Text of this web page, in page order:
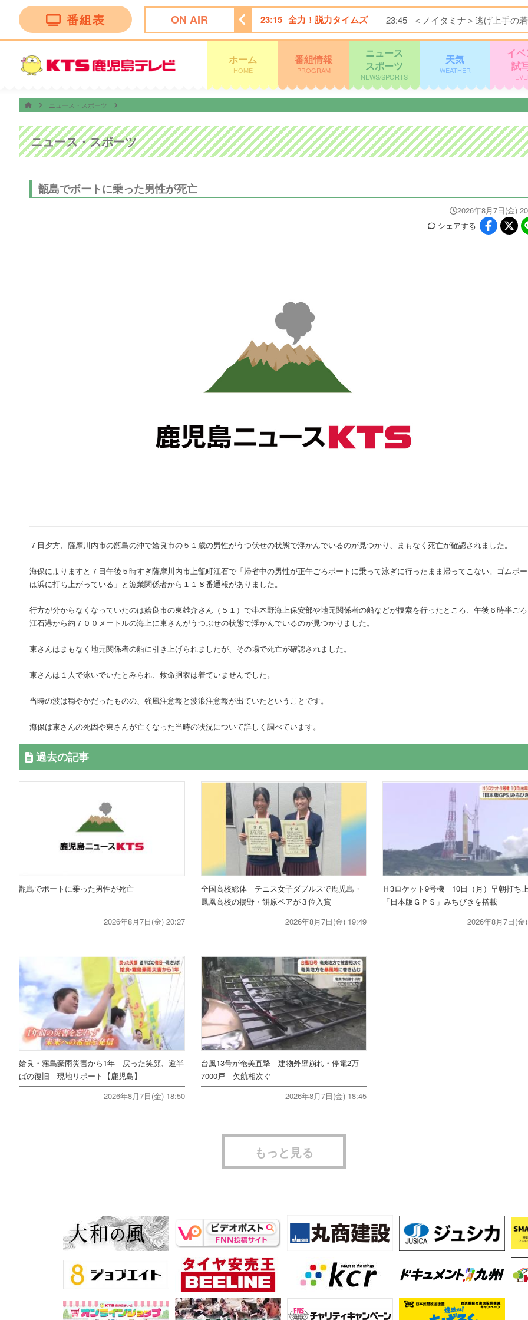
番組表 ON AIR
回答！〜６０秒でお悩み解決〜 23:07 ＫＴＳニュース 23:15 全力！脱力タイムズ 23:45 ＜ノイタミナ＞逃げ上手の
ホーム
HOME
番組情報
PROGRAM
ニュース
スポーツ
NEWS/SPORTS
天気
WEATHER
イ
試
ニュース・スポーツ
ニュース・スポーツ
甑島でボートに乗った男性が死亡
2026年8月7日(金)
シェアする
７日夕方、薩摩川内市の甑島の沖で姶良市の５１歳の男性がうつ伏せの状態で浮かんでいるのが見つかり、まもなく死亡が確認されました。
海保によりますと７日午後５時すぎ薩摩川内市上甑町江石で「帰省中の男性が正午ごろボートに乗って泳ぎに行ったまま帰ってこない。ゴムボ
は浜に打ち上がっている」と漁業関係者から１１８番通報がありました。
行方が分からなくなっていたのは姶良市の東雄介さん（５１）で串木野海上保安部や地元関係者の船などが捜索を行ったところ、午後６時半ご
江石港から約７００メートルの海上に東さんがうつぶせの状態で浮かんでいるのが見つかりました。
東さんはまもなく地元関係者の船に引き上げられましたが、その場で死亡が確認されました。
東さんは１人で泳いでいたとみられ、救命胴衣は着ていませんでした。
当時の波は穏やかだったものの、強風注意報と波浪注意報が出ていたということです。
海保は東さんの死因や東さんが亡くなった当時の状況について詳しく調べています。
過去の記事
甑島でボートに乗った男性が死亡
2026年8月7日(金) 20:27
全国高校総体 テニス女子ダブルスで鹿児島・
鳳凰高校の揚野・餅原ペアが３位入賞
2026年8月7日(金) 19:49
Ｈ3ロケット9号機 10日（月）早朝打
「日本版ＧＰＳ」みちびきを搭載
2026年8月7日(金
姶良・霧島豪雨災害から1年 戻った笑顔、道半
ばの復旧 現地リポート【鹿児島】
2026年8月7日(金) 18:50
台風13号が奄美直撃 建物外壁崩れ・停電2万
7000戸 欠航相次ぐ
2026年8月7日(金) 18:45
もっと見る